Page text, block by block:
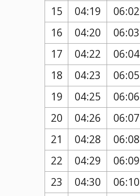
15
04:19 06:02
16
04:20 06:03
17
04:22 06:04
18
04:23 06:05
19
04:25 06:06
20
04:26 06:07
21
04:28 06:08
22
04:29 06:09
23
04:30 06:10